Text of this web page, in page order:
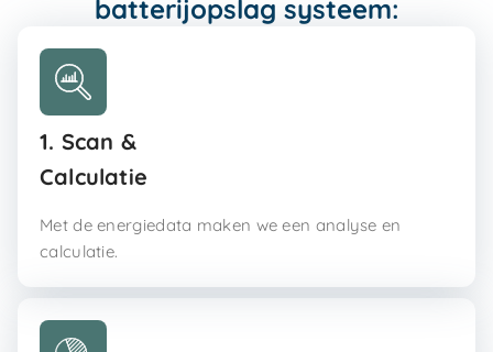
batterijopslag systeem:
1. Scan &
Calculatie
Met de energiedata maken we een analyse en
calculatie.